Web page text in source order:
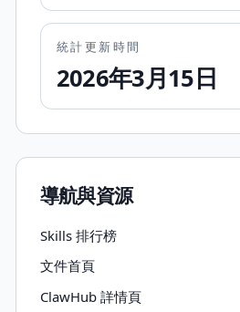
統計更新時間
2026年3月15日
導航與資源
Skills 排行榜
文件首頁
ClawHub 詳情頁